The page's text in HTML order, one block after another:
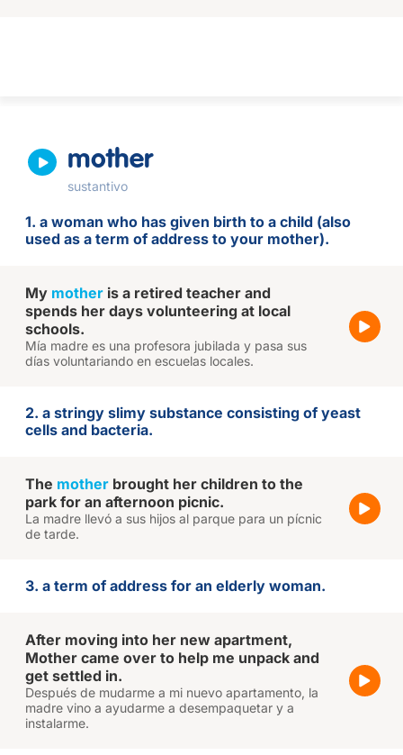
mother
sustantivo
1. a woman who has given birth to a child (also
used as a term of address to your mother).
My mother is a retired teacher and
spends her days volunteering at local
schools.
Mía madre es una profesora jubilada y pasa sus
días voluntariando en escuelas locales.
2. a stringy slimy substance consisting of yeast
cells and bacteria.
The mother brought her children to the
park for an afternoon picnic.
La madre llevó a sus hijos al parque para un pícnic
de tarde.
3. a term of address for an elderly woman.
After moving into her new apartment,
Mother came over to help me unpack and
get settled in.
Después de mudarme a mi nuevo apartamento, la
madre vino a ayudarme a desempaquetar y a
instalarme.